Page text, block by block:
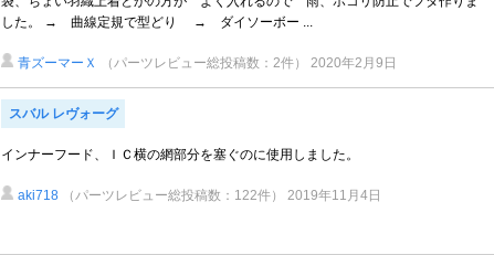
した。 → 曲線定規で型どり → ダイソーボー ...
青ズーマーＸ （パーツレビュー総投稿数：2件） 2020年2月9日
スバル レヴォーグ
インナーフード、ＩＣ横の網部分を塞ぐのに使用しました。
aki718 （パーツレビュー総投稿数：122件） 2019年11月4日